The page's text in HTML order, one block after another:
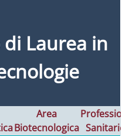
di Laurea in
Area
Biotecnologica
Professioni
Sanitarie